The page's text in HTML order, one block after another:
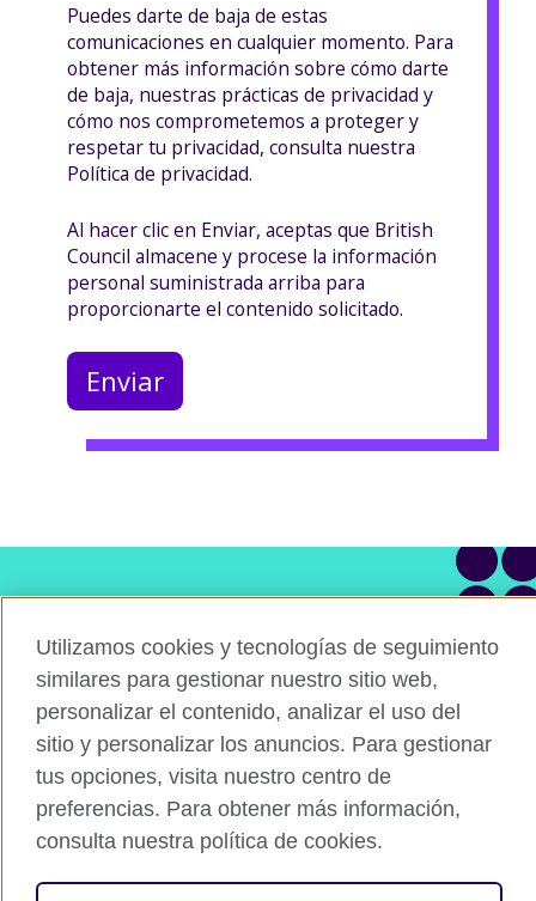
Puedes darte de baja de estas
comunicaciones en cualquier momento. Para
obtener más información sobre cómo darte
de baja, nuestras prácticas de privacidad y
cómo nos comprometemos a proteger y
respetar tu privacidad, consulta nuestra
Política de privacidad.
Al hacer clic en Enviar, aceptas que British
Council almacene y procese la información
personal suministrada arriba para
proporcionarte el contenido solicitado.
Contacta con nuestro equipo
Agenda una asesoría
Connect with us
Utilizamos cookies y tecnologías de seguimiento
similares para gestionar nuestro sitio web,
personalizar el contenido, analizar el uso del
sitio y personalizar los anuncios. Para gestionar
tus opciones, visita nuestro centro de
preferencias. Para obtener más información,
consulta nuestra política de cookies.